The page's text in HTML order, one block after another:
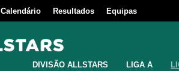
Calendário Resultados Equipas
DIVISÃO ALLSTARS LIGA A